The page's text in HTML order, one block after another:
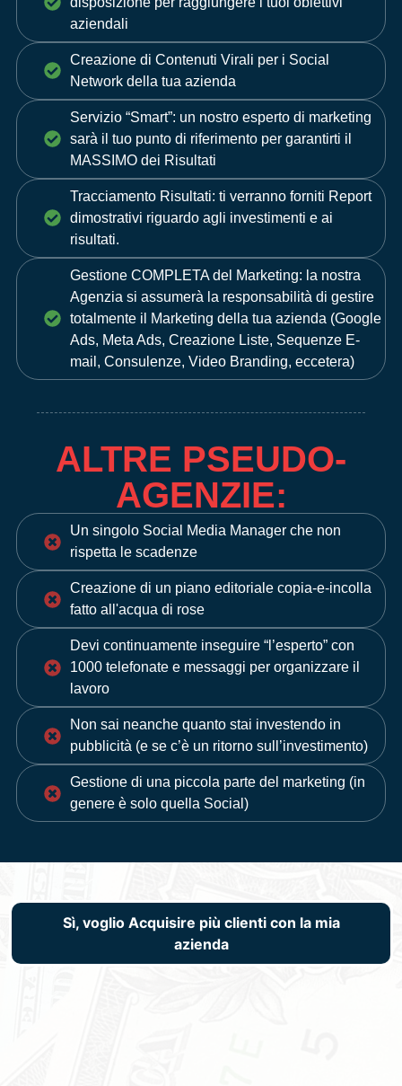
aziendali
Creazione di Contenuti Virali per i Social
Network della tua azienda
Servizio “Smart”: un nostro esperto di marketing
sarà il tuo punto di riferimento per garantirti il
MASSIMO dei Risultati
Tracciamento Risultati: ti verranno forniti Report
dimostrativi riguardo agli investimenti e ai
risultati.
Gestione COMPLETA del Marketing: la nostra
Agenzia si assumerà la responsabilità di gestire
totalmente il Marketing della tua azienda (Google
Ads, Meta Ads, Creazione Liste, Sequenze E-
mail, Consulenze, Video Branding, eccetera)
ALTRE PSEUDO-
AGENZIE:
Un singolo Social Media Manager che non
rispetta le scadenze
Creazione di un piano editoriale copia-e-incolla
fatto all'acqua di rose
Devi continuamente inseguire “l’esperto” con
1000 telefonate e messaggi per organizzare il
lavoro
Non sai neanche quanto stai investendo in
pubblicità (e se c’è un ritorno sull’investimento)
Gestione di una piccola parte del marketing (in
genere è solo quella Social)
Sì, voglio Acquisire più clienti con la mia
azienda